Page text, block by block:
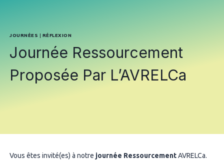
JOURNÉES | RÉFLEXION
Journée Ressourcement
Proposée Par L’AVRELCa
Vous êtes invité(es) à notre journée RessourcementAVRELCa.